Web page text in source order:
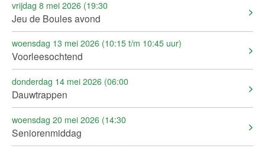
vrijdag 8 mei 2026 (19:30
Jeu de Boules avond
woensdag 13 mei 2026 (10:15 t/m 10:45 uur)
Voorleesochtend
donderdag 14 mei 2026 (06:00
Dauwtrappen
woensdag 20 mei 2026 (14:30
Seniorenmiddag